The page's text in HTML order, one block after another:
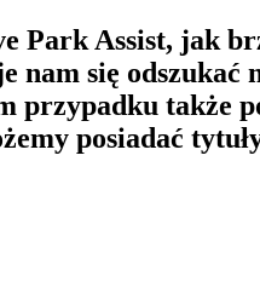
Park Assist, jak
się odszukać
także
posiadać